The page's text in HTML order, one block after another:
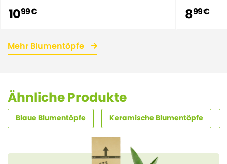
1099 € 899 €
Mehr Blumentöpfe
Ähnliche Produkte
Blaue Blumentöpfe Keramische Blumentöpfe